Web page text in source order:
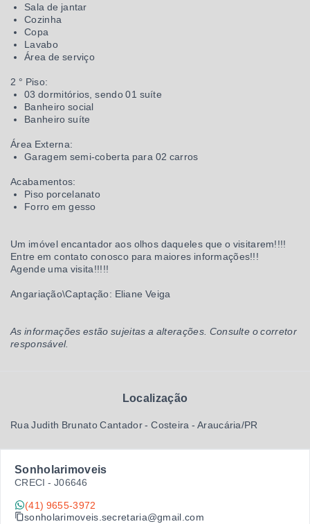
Sala de jantar
Cozinha
Copa
Lavabo
Área de serviço
2 ° Piso:
03 dormitórios, sendo 01 suíte
Banheiro social
Banheiro suíte
Área Externa:
Garagem semi-coberta para 02 carros
Acabamentos:
Piso porcelanato
Forro em gesso
Um imóvel encantador aos olhos daqueles que o visitarem!!!!
Entre em contato conosco para maiores informações!!!
Agende uma visita!!!!!
Angariação\Captação: Eliane Veiga
As informações estão sujeitas a alterações. Consulte o corretor
responsável.
Localização
Rua Judith Brunato Cantador - Costeira - Araucária/PR
Sonholarimoveis
CRECI - J06646
(41) 9655-3972
sonholarimoveis.secretaria@gmail.com